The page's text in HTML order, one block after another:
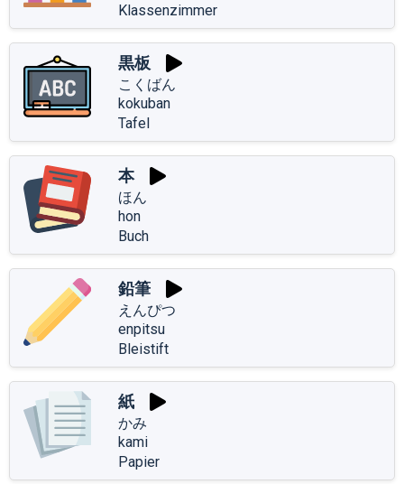
Klassenzimmer
黒板
こくばん
kokuban
Tafel
本
ほん
hon
Buch
鉛筆
えんぴつ
enpitsu
Bleistift
紙
かみ
kami
Papier